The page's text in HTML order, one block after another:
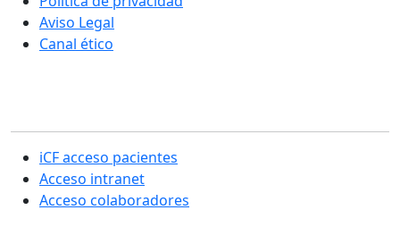
Aviso Legal
Canal ético
iCF acceso pacientes
Acceso intranet
Acceso colaboradores